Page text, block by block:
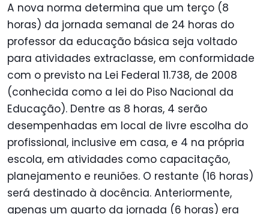
A nova norma determina que um terço (8
horas) da jornada semanal de 24 horas do
professor da educação básica seja voltado
para atividades extraclasse, em conformidade
com o previsto na Lei Federal 11.738, de 2008
(conhecida como a lei do Piso Nacional da
Educação). Dentre as 8 horas, 4 serão
desempenhadas em local de livre escolha do
profissional, inclusive em casa, e 4 na própria
escola, em atividades como capacitação,
planejamento e reuniões. O restante (16 horas)
será destinado à docência. Anteriormente,
apenas um quarto da jornada (6 horas) era